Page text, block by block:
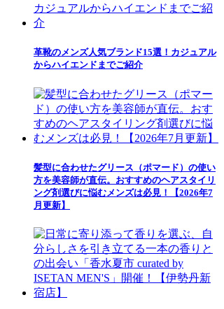
革靴のメンズ人気ブランド15選！カジュアル
からハイエンドまでご紹介
髪型に合わせたグリース（ポマード）の使い
方を美容師が直伝。おすすめのヘアスタイリ
ング剤選びに悩むメンズは必見！【2026年7
月更新】